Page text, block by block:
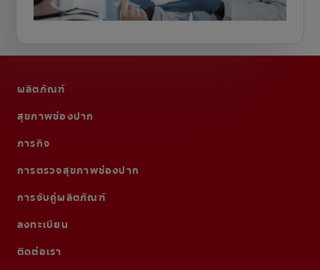
ผลิตภัณฑ์
สุขภาพช่องปาก
ภารกิจ
การตรวจสุขภาพช่องปาก
การจับคู่ผลิตภัณฑ์
ลงทะเบียน
ติดต่อเรา